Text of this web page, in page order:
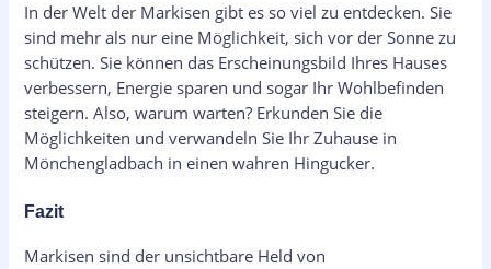
In der Welt der Markisen gibt es so viel zu entdecken. Sie
sind mehr als nur eine Möglichkeit, sich vor der Sonne zu
schützen. Sie können das Erscheinungsbild Ihres Hauses
verbessern, Energie sparen und sogar Ihr Wohlbefinden
steigern. Also, warum warten? Erkunden Sie die
Möglichkeiten und verwandeln Sie Ihr Zuhause in
Mönchengladbach in einen wahren Hingucker.
Fazit
Markisen sind der unsichtbare Held von